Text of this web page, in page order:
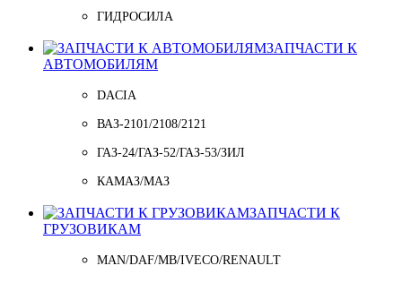
ГИДРОСИЛА
ЗАПЧАСТИ К
АВТОМОБИЛЯМ
DACIA
ВАЗ-2101/2108/2121
ГАЗ-24/ГАЗ-52/ГАЗ-53/ЗИЛ
КАМАЗ/МАЗ
ЗАПЧАСТИ К
ГРУЗОВИКАМ
MAN/DAF/MB/IVECO/RENAULT